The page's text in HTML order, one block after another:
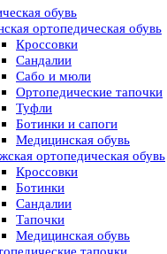
обувь
ортопедическая обувь
Кроссовки
Сандалии
Сабо и мюли
Ортопедические тапочки
Туфли
Ботинки и сапоги
Медицинская обувь
ортопедическая обувь
Кроссовки
Ботинки
Сандалии
Тапочки
Медицинская обувь